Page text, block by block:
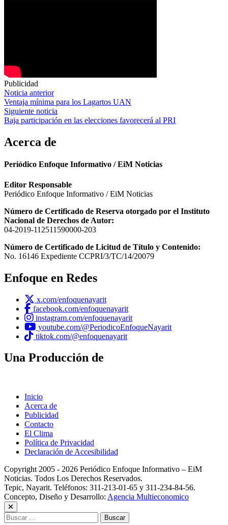
Publicidad
Navegación
de
entradas
Noticia anterior
Ventaja mínima para los Lagartos UAN
Siguiente noticia
Baja participación en las elecciones favorecerá al PRI
Acerca de
Periódico Enfoque Informativo / EiM Noticias
Editor Responsable
Periódico Enfoque Informativo / EiM Noticias
Número de Certificado de Reserva otorgado por el Instituto
Nacional de Derechos de Autor:
04-2019-112511590000-203
Número de Certificado de Licitud de Título y Contenido:
No. 16146 Expediente CCPRI/3/TC/14/20079
Enfoque en Redes
x.com/enfoquenayarit
facebook.com/enfoquenayarit
instagram.com/enfoquenayarit
youtube.com/@PeriodicoEnfoqueNayarit
tiktok.com/@enfoquenayarit
Una Producción de
Inicio
Acerca de
Publicidad
Contacto
El Clima
Política de Privacidad
Declaración de Accesibilidad
Copyright 2005 - 2026 Periódico Enfoque Informativo – EiM
Noticias. Todos Los Derechos Reservados.
Tepic, Nayarit. Teléfonos: 311-213-01-65 y 311-234-84-56.
Concepto, Diseño y Desarrollo: Agencia Multieconomico
Buscar: